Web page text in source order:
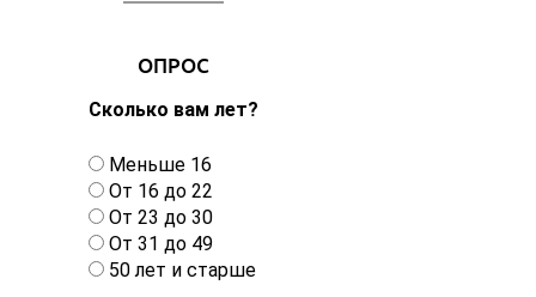
ОПРОС
Сколько вам лет?
В
а
р
и
а
Меньше 16
От 16 до 22
От 23 до 30
От 31 до 49
50 лет и старше